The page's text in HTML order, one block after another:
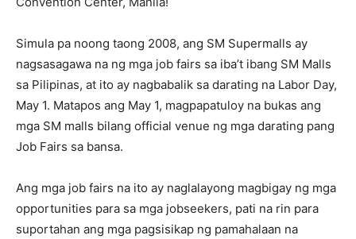
Simula pa noong taong 2008, ang SM Supermalls ay
nagsasagawa na ng mga job fairs sa iba’t ibang SM Malls
sa Pilipinas, at ito ay nagbabalik sa darating na Labor Day,
May 1. Matapos ang May 1, magpapatuloy na bukas ang
mga SM malls bilang official venue ng mga darating pang
Job Fairs sa bansa.
Ang mga job fairs na ito ay naglalayong magbigay ng mga
opportunities para sa mga jobseekers, pati na rin para
suportahan ang mga pagsisikap ng pamahalaan na